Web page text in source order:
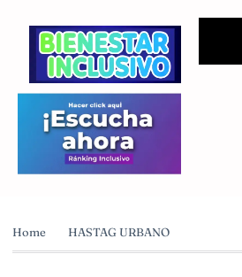
Home HASTAG URBANO